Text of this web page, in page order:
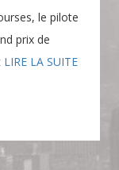
le pilote
prix de
LIRE LA SUITE